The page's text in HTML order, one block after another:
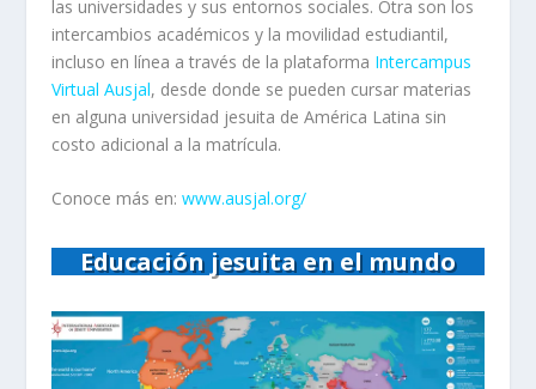
las universidades y sus entornos sociales. Otra son los
intercambios académicos y la movilidad estudiantil,
incluso en línea a través de la plataforma Intercampus
Virtual Ausjal, desde donde se pueden cursar materias
en alguna universidad jesuita de América Latina sin
costo adicional a la matrícula.
Conoce más en: www.ausjal.org/
Educación jesuita en el mundo